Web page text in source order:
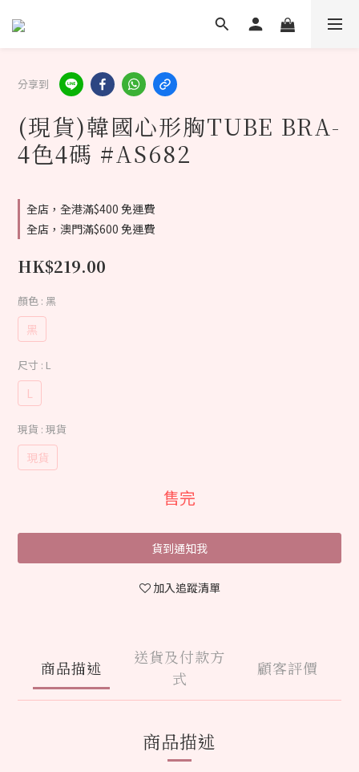
分享到
(現貨)韓國心形胸TUBE BRA-
4色4碼 #AS682
全店，全港滿$400 免運費
全店，澳門滿$600 免運費
HK$219.00
顏色 : 黑
黑
尺寸 : L
L
現貨 : 現貨
現貨
售完
貨到通知我
加入追蹤清單
商品描述
送貨及付款方
式
顧客評價
商品描述